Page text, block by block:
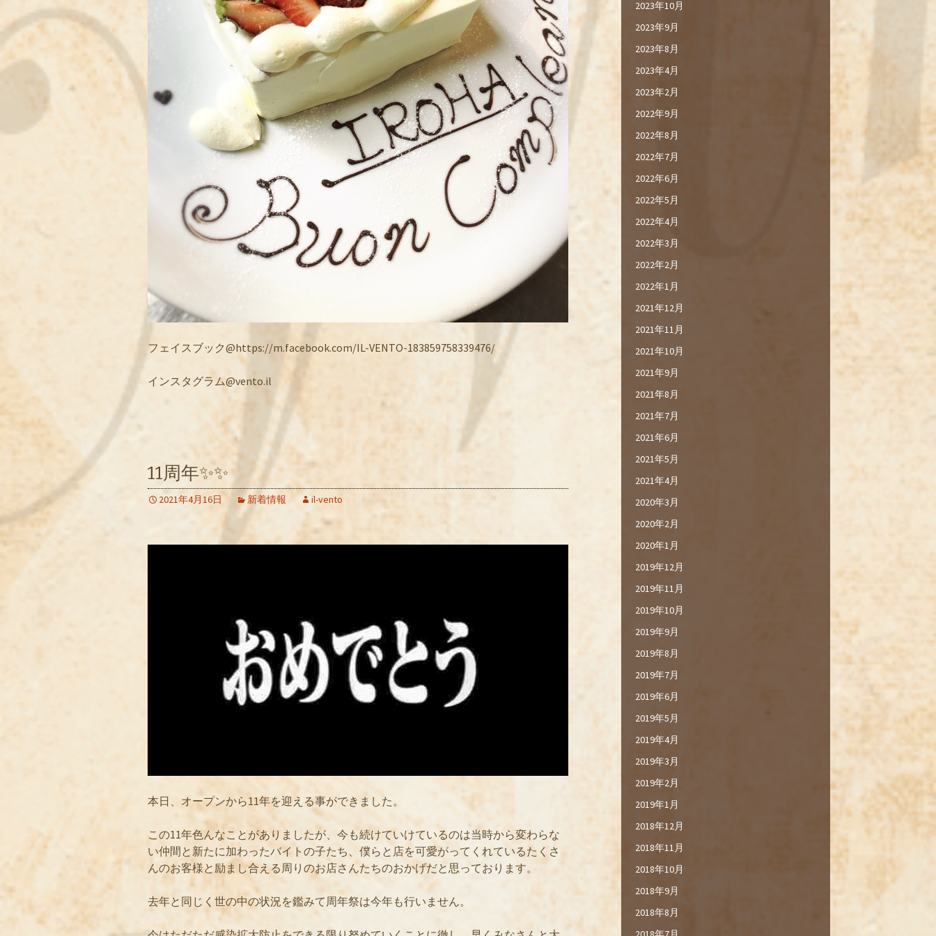
フェイスブック@https://m.facebook.com/IL-VENTO-183859758339476/
インスタグラム@vento.il
11周年✨✨
2021年4月16日 新着情報 il-vento
本日、オープンから11年を迎える事ができました。
この11年色んなことがありましたが、今も続けていけているのは当時から変わらな
い仲間と新たに加わったバイトの子たち、僕らと店を可愛がってくれているたくさ
んのお客様と励まし合える周りのお店さんたちのおかげだと思っております。
去年と同じく世の中の状況を鑑みて周年祭は今年も行いません。
2023年10月
2023年9月
2023年8月
2023年4月
2023年2月
2022年9月
2022年8月
2022年7月
2022年6月
2022年5月
2022年4月
2022年3月
2022年2月
2022年1月
2021年12月
2021年11月
2021年10月
2021年9月
2021年8月
2021年7月
2021年6月
2021年5月
2021年4月
2020年3月
2020年2月
2020年1月
2019年12月
2019年11月
2019年10月
2019年9月
2019年8月
2019年7月
2019年6月
2019年5月
2019年4月
2019年3月
2019年2月
2019年1月
2018年12月
2018年11月
2018年10月
2018年9月
2018年8月